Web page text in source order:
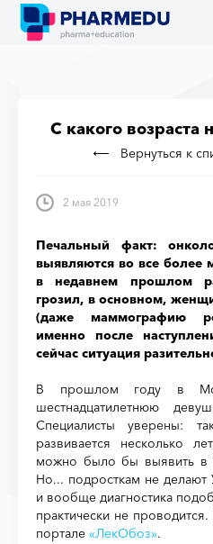
С какого возраста
Вернуться к
2 мая 2019
Печальный факт:
выявляются во все более
в недавнем прошлом
грозил, в основном,
(даже маммографию
именно после
сейчас ситуация
В прошлом году в
шестнадцатилетнюю
Специалисты уверены:
развивается несколько
можно было бы выявить в
Но... подросткам не
и вообще диагностика
практически не
портале «ЛекОбоз».